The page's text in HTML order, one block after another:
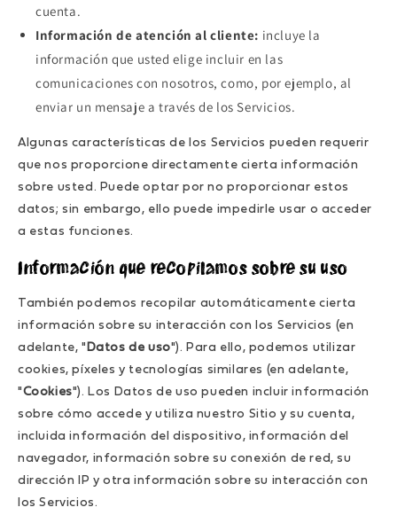
cuenta.
Información de atención al cliente: incluye la
información que usted elige incluir en las
comunicaciones con nosotros, como, por ejemplo, al
enviar un mensaje a través de los Servicios.
Algunas características de los Servicios pueden requerir
que nos proporcione directamente cierta información
sobre usted. Puede optar por no proporcionar estos
datos; sin embargo, ello puede impedirle usar o acceder
a estas funciones.
Información que recopilamos sobre su uso
También podemos recopilar automáticamente cierta
información sobre su interacción con los Servicios (en
adelante, " Datos de uso"). Para ello, podemos utilizar
cookies, píxeles y tecnologías similares (en adelante,
"Cookies"). Los Datos de uso pueden incluir información
sobre cómo accede y utiliza nuestro Sitio y su cuenta,
incluida información del dispositivo, información del
navegador, información sobre su conexión de red, su
dirección IP y otra información sobre su interacción con
los Servicios.